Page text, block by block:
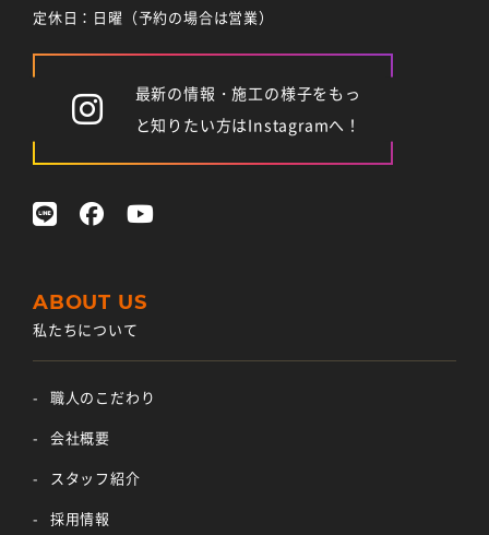
定休日：日曜（予約の場合は営業）
最新の情報・施工の様子をもっ
と知りたい方はInstagramへ！
私たちについて
職人のこだわり
会社概要
スタッフ紹介
採用情報